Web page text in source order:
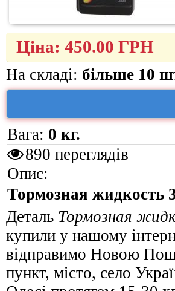
Ціна: 450.00 ГРН
На складі: більше 10
Вага: 0 кг.
890 переглядів
Опис:
Тормозная жидкость
Деталь Тормозная
купили у нашому
відправимо Новою
пункт, місто, село